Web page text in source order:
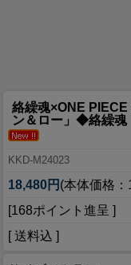
絡繰魂×ONE
ン＆ロー」◆絡繰魂
KKD-M24023
18,480円 (本体価格
[168ポイント進呈 ]
[ 送料込 ]